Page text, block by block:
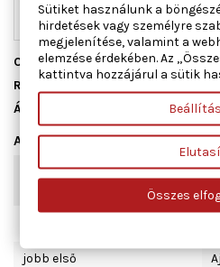
Cikkszám 01.7478
Raktáron
Állapot
Adatlap
Kombinált kapcsoló
jobb első
Sütiket használunk a
hirdetések vagy személyre
megjelenítése, valamint a
elemzése érdekében. Az
kattintva hozzájárul a sütik
Összes